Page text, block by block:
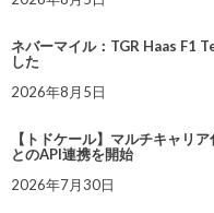
ネバーマイル：TGR Haas F1
した
2026年8月5日
【トドケール】マルチキャリ
とのAPI連携を開始
2026年7月30日